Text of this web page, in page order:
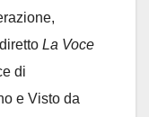
La Voce
di
e Visto da